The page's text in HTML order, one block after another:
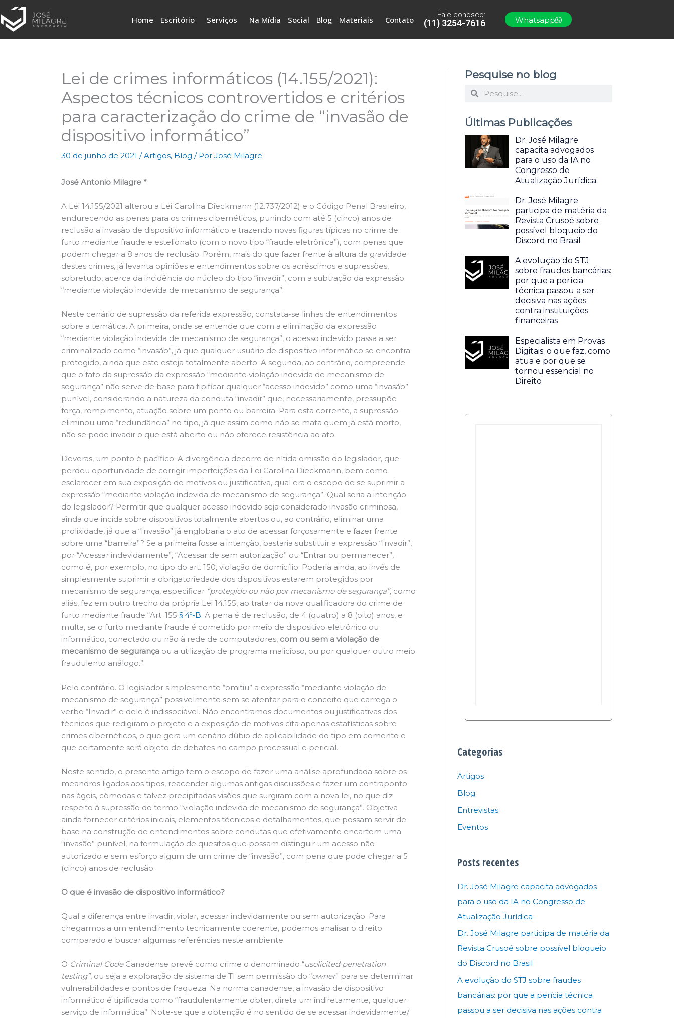
para
conteúdo
Home Escritório Serviços Na Mídia Social Blog Materiais Contato Fale conosco:
(11) 3254-7616 Whatsapp
Lei de crimes informáticos (14.155/2021):
Aspectos técnicos controvertidos e critérios
para caracterização do crime de “invasão de
dispositivo informático”
30 de junho de 2021 /Artigos, Blog / Por José Milagre
José Antonio Milagre *
A Lei 14.155/2021 alterou a Lei Carolina Dieckmann (12.737/2012) e o Código Penal Brasileiro,
endurecendo as penas para os crimes cibernéticos, punindo com até 5 (cinco) anos de
reclusão a invasão de dispositivo informático e trazendo novas figuras típicas no crime de
furto mediante fraude e estelionato (com o novo tipo “fraude eletrônica”), com penas que
podem chegar a 8 anos de reclusão. Porém, mais do que fazer frente à altura da gravidade
destes crimes, já levanta opiniões e entendimentos sobre os acréscimos e supressões,
sobretudo, acerca da incidência do núcleo do tipo “invadir”, com a subtração da expressão
“mediante violação indevida de mecanismo de segurança”.
Neste cenário de supressão da referida expressão, constata-se linhas de entendimentos
sobre a temática. A primeira, onde se entende que com a eliminação da expressão
“mediante violação indevida de mecanismo de segurança”, o acesso indevido passa a ser
criminalizado como “invasão”, já que qualquer usuário de dispositivo informático se encontra
protegido, ainda que este esteja totalmente aberto. A segunda, ao contrário, compreende
que o fato da supressão da expressão “mediante violação indevida de mecanismo de
segurança” não serve de base para tipificar qualquer “acesso indevido” como uma “invasão”
punível, considerando a natureza da conduta “invadir” que, necessariamente, pressupõe
força, rompimento, atuação sobre um ponto ou barreira. Para esta corrente, a supressão
eliminou uma “redundância” no tipo, já que assim como não se mata quem já está morto,
não se pode invadir o que está aberto ou não oferece resistência ao ato.
Deveras, um ponto é pacífico: A divergência decorre de nítida omissão do legislador, que
perdeu oportunidade de corrigir imperfeições da Lei Carolina Dieckmann, bem como
esclarecer em sua exposição de motivos ou justificativa, qual era o escopo de se suprimir a
expressão “mediante violação indevida de mecanismo de segurança”. Qual seria a intenção
do legislador? Permitir que qualquer acesso indevido seja considerado invasão criminosa,
ainda que incida sobre dispositivos totalmente abertos ou, ao contrário, eliminar uma
prolixidade, já que a “Invasão” já englobaria o ato de acessar forçosamente e fazer frente
sobre uma “barreira”? Se a primeira fosse a intenção, bastaria substituir a expressão “Invadir”,
por “Acessar indevidamente”, “Acessar de sem autorização” ou “Entrar ou permanecer”,
como é, por exemplo, no tipo do art. 150, violação de domicílio. Poderia ainda, ao invés de
simplesmente suprimir a obrigatoriedade dos dispositivos estarem protegidos por
mecanismo de segurança, especificar “protegido ou não por mecanismo de segurança”, como
aliás, fez em outro trecho da própria Lei 14.155, ao tratar da nova qualificadora do crime de
furto mediante fraude “Art. 155 § 4º-B. A pena é de reclusão, de 4 (quatro) a 8 (oito) anos, e
multa, se o furto mediante fraude é cometido por meio de dispositivo eletrônico ou
informático, conectado ou não à rede de computadores, com ou sem a violação de
mecanismo de segurança ou a utilização de programa malicioso, ou por qualquer outro meio
fraudulento análogo.”
Pelo contrário. O legislador simplesmente “omitiu” a expressão “mediante violação de
mecanismo de segurança” possivelmente sem se atentar para o conceito que carrega o
verbo “Invadir” e dele é indissociável. Não encontramos documentos ou justificativas dos
técnicos que redigiram o projeto e a exposição de motivos cita apenas estatísticas sobre
crimes cibernéticos, o que gera um cenário dúbio de aplicabilidade do tipo em comento e
que certamente será objeto de debates no campo processual e pericial.
Neste sentido, o presente artigo tem o escopo de fazer uma análise aprofundada sobre os
meandros ligados aos tipos, reacender algumas antigas discussões e fazer um contraponto
nas ágeis, cômodas e talvez precipitadas visões que surgiram com a nova lei, no que diz
respeito à supressão do termo “violação indevida de mecanismo de segurança”. Objetiva
ainda fornecer critérios iniciais, elementos técnicos e detalhamentos, que possam servir de
base na construção de entendimentos sobre condutas que efetivamente encartem uma
“invasão” punível, na formulação de quesitos que possam distinguir um acesso não
autorizado e sem esforço algum de um crime de “invasão”, com pena que pode chegar a 5
(cinco) anos de reclusão.
O que é invasão de dispositivo informático?
Qual a diferença entre invadir, violar, acessar indevidamente ou sem autorização. Para
chegarmos a um entendimento tecnicamente coerente, podemos analisar o direito
comparado e buscar algumas referências neste ambiente.
O Criminal Code Canadense prevê como crime o denominado “usolicited penetration
testing”, ou seja a exploração de sistema de TI sem permissão do “owner” para se determinar
vulnerabilidades e pontos de fraqueza. Na norma canadense, a invasão de dispositivo
informático é tipificada como “fraudulentamente obter, direta um indiretamente, qualquer
serviço de informática”. Note-se que a obtenção é no sentido de se acessar indevidamente/
Pesquise no blog
s
q
i
a
r
s
q
u
i
a
r
Últimas Publicações
Dr. José Milagre
capacita advogados
para o uso da IA no
Congresso de
Atualização Jurídica
Dr. José Milagre
participa de matéria da
Revista Crusoé sobre
possível bloqueio do
Discord no Brasil
A evolução do STJ
sobre fraudes bancárias:
por que a perícia
técnica passou a ser
decisiva nas ações
contra instituições
financeiras
Especialista em Provas
Digitais: o que faz, como
atua e por que se
tornou essencial no
Direito
Categorias
Artigos
Blog
Entrevistas
Eventos
Posts recentes
Dr. José Milagre capacita advogados
para o uso da IA no Congresso de
Atualização Jurídica
Dr. José Milagre participa de matéria da
Revista Crusoé sobre possível bloqueio
do Discord no Brasil
A evolução do STJ sobre fraudes
bancárias: por que a perícia técnica
passou a ser decisiva nas ações contra